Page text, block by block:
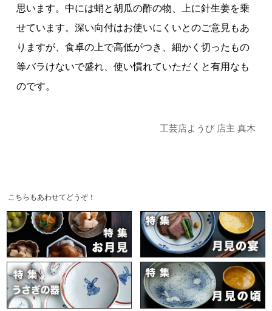
思います。中には蛸と胡瓜の酢の物、上に針生姜を乗
せています。深い向付はお使いにくいとのご意見もあ
りますが、食卓の上で高低がつき、細かく切ったもの
等バラけないで盛れ、使い慣れていただくと有用なも
のです。
工芸店ようび 店主 真木
こちらもあわせてどうぞ！